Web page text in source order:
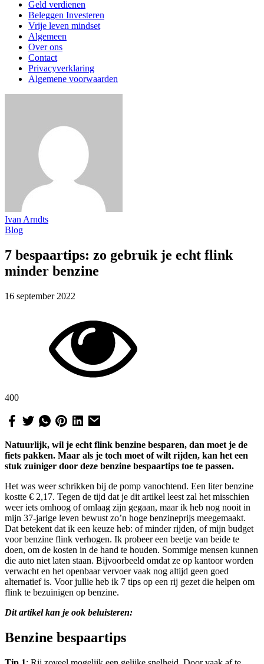
Geld verdienen
Beleggen Investeren
Vrije leven mindset
Algemeen
Over ons
Contact
Privacyverklaring
Algemene voorwaarden
Ivan Arndts
Blog
7 bespaartips: zo gebruik je echt flink
minder benzine
16 september 2022
400
Natuurlijk, wil je echt flink benzine besparen, dan moet je de
fiets pakken. Maar als je toch moet of wilt rijden, kan het een
stuk zuiniger door deze benzine bespaartips toe te passen.
Het was weer schrikken bij de pomp vanochtend. Een liter benzine
kostte € 2,17. Tegen de tijd dat je dit artikel leest zal het misschien
weer iets omhoog of omlaag zijn gegaan, maar ik heb nog nooit in
mijn 37-jarige leven bewust zo’n hoge benzineprijs meegemaakt.
Dat betekent dat ik een keuze heb: of minder rijden, of mijn budget
voor benzine flink verhogen. Ik probeer een beetje van beide te
doen, om de kosten in de hand te houden. Sommige mensen kunnen
die auto niet laten staan. Bijvoorbeeld omdat ze op kantoor worden
verwacht en het openbaar vervoer vaak nog altijd geen goed
alternatief is. Voor jullie heb ik 7 tips op een rij gezet die helpen om
flink te bezuinigen op benzine.
Dit artikel kan je ook beluisteren:
Benzine bespaartips